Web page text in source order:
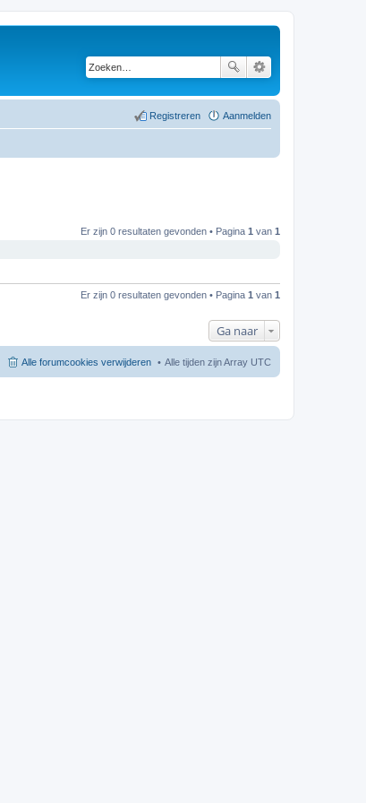
Aanmelden
Registreren
Er zijn 0 resultaten gevonden • Pagina 1 van 1
Er zijn 0 resultaten gevonden • Pagina 1 van 1
Ga naar
Alle tijden zijn Array UTC
Alle forumcookies verwijderen